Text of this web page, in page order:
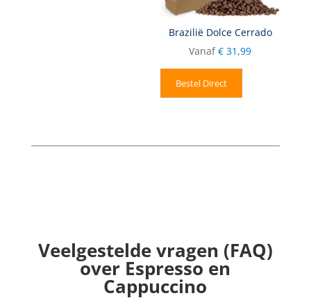
Brazilië Dolce Cerrado
Vanaf € 31,99
Bestel Direct
Veelgestelde vragen (FAQ)
over Espresso en
Cappuccino